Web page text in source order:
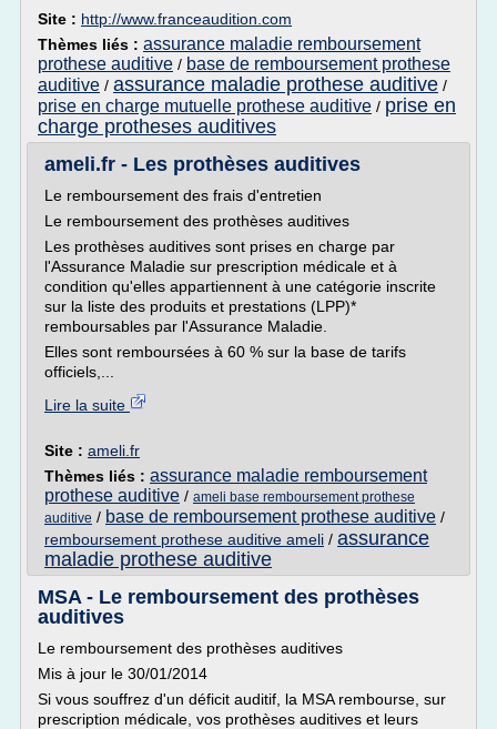
Site : http://www.franceaudition.com
Thèmes liés : assurance maladie remboursement
prothese auditive / base de remboursement prothese
auditive / assurance maladie prothese auditive /
prise en charge mutuelle prothese auditive / prise en
charge protheses auditives
ameli.fr - Les prothèses auditives
Le remboursement des frais d'entretien
Le remboursement des prothèses auditives
Les prothèses auditives sont prises en charge par
l'Assurance Maladie sur prescription médicale et à
condition qu'elles appartiennent à une catégorie inscrite
sur la liste des produits et prestations (LPP)*
remboursables par l'Assurance Maladie.
Elles sont remboursées à 60 % sur la base de tarifs
officiels,...
Lire la suite
Site : ameli.fr
Thèmes liés : assurance maladie remboursement
prothese auditive / ameli base remboursement prothese
auditive / base de remboursement prothese auditive /
remboursement prothese auditive ameli / assurance
maladie prothese auditive
MSA - Le remboursement des prothèses
auditives
Le remboursement des prothèses auditives
Mis à jour le 30/01/2014
Si vous souffrez d'un déficit auditif, la MSA rembourse, sur
prescription médicale, vos prothèses auditives et leurs